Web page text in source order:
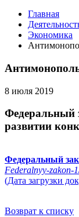
Главная
Экономика
8 июля 2019
Федеральный
развитии
Федеральный
Federalnyy-zakon-
(Дата загрузки
Возврат к списку